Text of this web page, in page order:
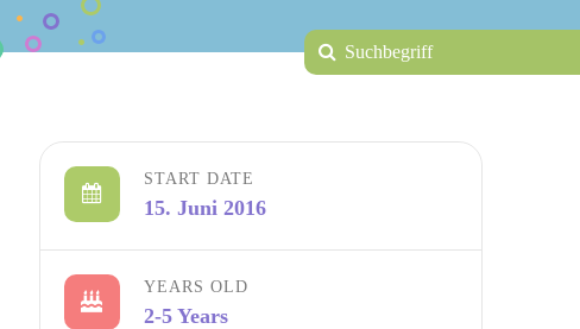
START DATE
15. Juni 2016
YEARS OLD
2-5 Years